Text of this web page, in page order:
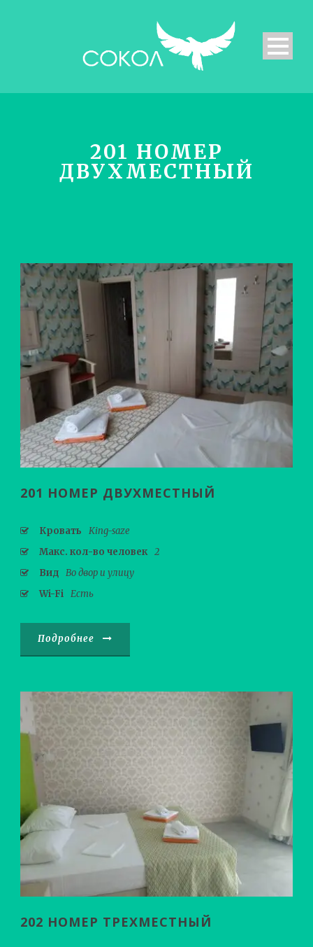
201 НОМЕР
ДВУХМЕСТНЫЙ
201 НОМЕР ДВУХМЕСТНЫЙ
Кровать
King-saze
Макс. кол-во человек 2
Вид Во двор и улицу
Wi-Fi Есть
Подробнее
202 НОМЕР ТРЕХМЕСТНЫЙ